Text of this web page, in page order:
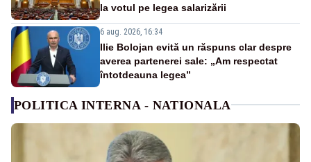
la votul pe legea salarizării
6 aug. 2026, 16:34
Ilie Bolojan evită un răspuns clar despre
averea partenerei sale: „Am respectat
întotdeauna legea”
POLITICA INTERNA - NATIONALA